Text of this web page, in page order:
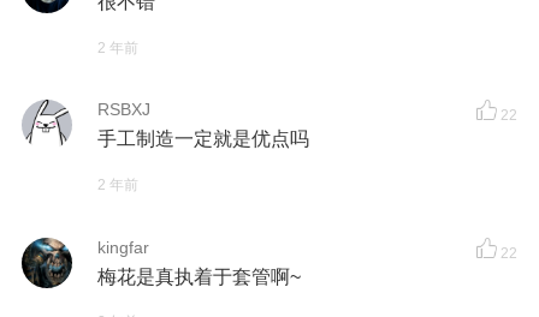
2 年前
RSBXJ 22
手工制造一定就是优点吗
2 年前
kingfar 22
梅花是真执着于套管啊~